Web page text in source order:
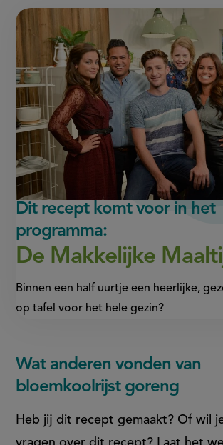
Facebook
(opent
in
nieuw
venster,
externe
link)
pagina
WhatsApp
(opent
nieuw
venster,
externe
link)
of
this
page
Dit recept komt voor in het
programma:
De Makkelijke
Binnen een half uurtje een heerlijke,
op tafel voor het hele gezin?
Wat anderen vonden van
bloemkoolrijst goreng
Heb jij dit recept gemaakt? Of wil